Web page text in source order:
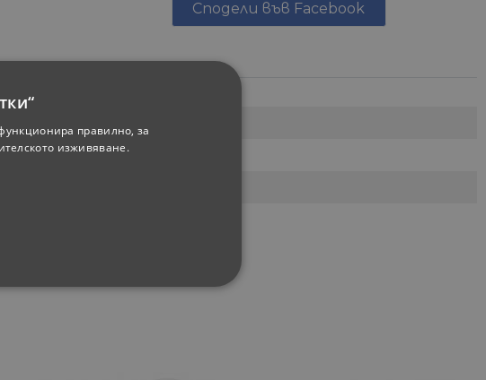
Сподели във Facebook
Power-X-Change
правилно, за
изживяване.